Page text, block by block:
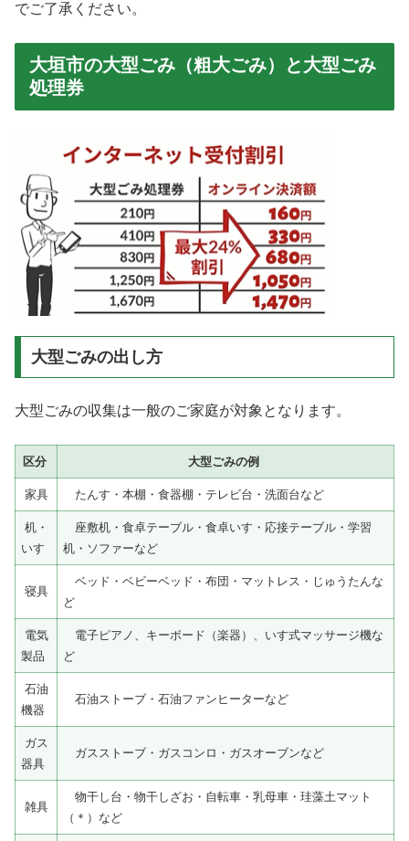
でご了承ください。
大垣市の大型ごみ（粗大ごみ）と大型ごみ
処理券
大型ごみの出し方
大型ごみの収集は一般のご家庭が対象となります。
区分 大型ごみの例
家具 たんす・本棚・食器棚・テレビ台・洗面台など
机・
いす
座敷机・食卓テーブル・食卓いす・応接テーブル・学習
机・ソファーなど
寝具
ベッド・ベビーベッド・布団・マットレス・じゅうたんな
ど
電気
製品
電子ピアノ、キーボード（楽器）、いす式マッサージ機な
ど
石油
機器
石油ストーブ・石油ファンヒーターなど
ガス
器具
ガスストーブ・ガスコンロ・ガスオーブンなど
雑具
物干し台・物干しざお・自転車・乳母車・珪藻土マット
（＊）など